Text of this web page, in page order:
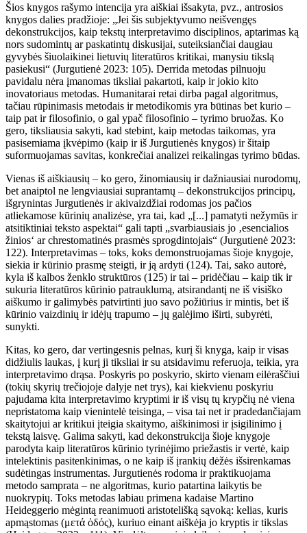
Šios knygos rašymo intencija yra aiškiai išsakyta, pvz., antrosios
knygos dalies pradžioje: „Jei šis subjektyvumo neišvengęs
dekonstrukcijos, kaip tekstų interpretavimo disciplinos, aptarimas ką
nors sudomintų ar paskatintų diskusijai, suteiksiančiai daugiau
gyvybės šiuolaikinei lietuvių literatūros kritikai, manysiu tikslą
pasiekusi“ (Jurgutienė 2023: 105). Derrida metodas pilnuoju
pavidalu nėra įmanomas tiksliai pakartoti, kaip ir jokio kito
inovatoriaus metodas. Humanitarai retai dirba pagal algoritmus,
tačiau rūpinimasis metodais ir metodikomis yra būtinas bet kurio –
taip pat ir filosofinio, o gal ypač filosofinio – tyrimo bruožas. Ko
gero, tiksliausia sakyti, kad stebint, kaip metodas taikomas, yra
pasisemiama įkvėpimo (kaip ir iš Jurgutienės knygos) ir šitaip
suformuojamas savitas, konkrečiai analizei reikalingas tyrimo būdas.
Vienas iš aiškiausių – ko gero, žinomiausių ir dažniausiai nurodomų,
bet anaiptol ne lengviausiai suprantamų – dekonstrukcijos principų,
išgrynintas Jurgutienės ir akivaizdžiai rodomas jos pačios
atliekamose kūrinių analizėse, yra tai, kad „[...] pamatyti nežymūs ir
atsitiktiniai teksto aspektai“ gali tapti „svarbiausiais jo ‚esencialios
žinios‘ ar chrestomatinės prasmės sprogdintojais“ (Jurgutienė 2023:
122). Interpretavimas – toks, koks demonstruojamas šioje knygoje,
siekia ir kūrinio prasmę steigti, ir ją ardyti (124). Tai, sako autorė,
kyla iš kalbos ženklo struktūros (125) ir tai – pridėčiau – kaip tik ir
sukuria literatūros kūrinio patrauklumą, atsirandantį ne iš visiško
aiškumo ir galimybės patvirtinti juo savo požiūrius ir mintis, bet iš
kūrinio vaizdinių ir idėjų trapumo – jų galėjimo iširti, subyrėti,
sunykti.
Kitas, ko gero, dar vertingesnis pelnas, kurį ši knyga, kaip ir visas
didžiulis laukas, į kurį ji tiksliai ir su atsidavimu referuoja, teikia, yra
interpretavimo drąsa. Poskyris po poskyrio, skirto vienam eilėraščiui
(tokių skyrių trečiojoje dalyje net trys), kai kiekvienu poskyriu
pajudama kita interpretavimo kryptimi ir iš visų tų krypčių nė viena
nepristatoma kaip vienintelė teisinga, – visa tai net ir pradedančiajam
skaitytojui ar kritikui įteigia skaitymo, aiškinimosi ir įsigilinimo į
tekstą laisvę. Galima sakyti, kad dekonstrukcija šioje knygoje
parodyta kaip literatūros kūrinio tyrinėjimo priežastis ir vertė, kaip
intelektinis pasitenkinimas, o ne kaip iš įrankių dėžės išsirenkamas
sudėtingas instrumentas. Jurgutienės rodoma ir praktikuojama
metodo samprata – ne algoritmas, kurio patartina laikytis be
nuokrypių. Toks metodas labiau primena kadaise Martino
Heideggerio mėgintą reanimuoti aristotelišką sąvoką: kelias, kuris
apmąstomas (μετά ὁδός), kuriuo einant aiškėja jo kryptis ir tikslas